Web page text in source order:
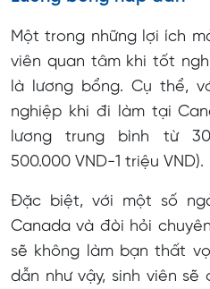
Một trong những lợi ích
viên quan tâm khi tốt
là lương bổng. Cụ thể,
nghiệp khi đi làm tại
lương trung bình từ
500.000 VND-1 triệu VND).
Đặc biệt, với một số
Canada và đòi hỏi
sẽ không làm bạn thất
dẫn như vậy, sinh viên